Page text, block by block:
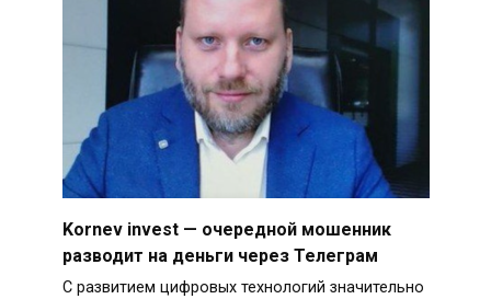
Kornev invest — очередной мошенник
разводит на деньги через Телеграм
С развитием цифровых технологий значительно